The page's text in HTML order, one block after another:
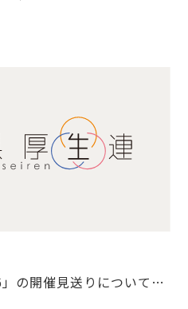
」の開催見送りについて…